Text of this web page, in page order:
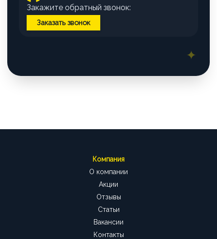
Закажите обратный звонок:
Заказать звонок
Компания
О компании
Акции
Отзывы
Статьи
Вакансии
Контакты